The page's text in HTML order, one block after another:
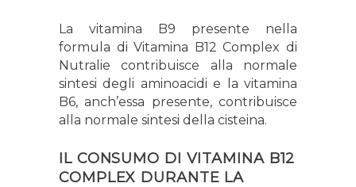
La vitamina B9 presente nella
formula di Vitamina B12 Complex di
Nutraliecontribuisce alla normale
sintesi degli aminoacidie la vitamina
B6, anch’essa presente, contribuisce
alla normale sintesi della cisteina.
IL CONSUMO DI VITAMINA B12
COMPLEX DURANTE LA